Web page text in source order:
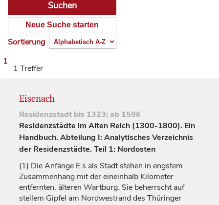
Neue Suche starten
Sortierung
1
1 Treffer
Eisenach
Residenzstadt bis 1323; ab 1596
Residenzstädte im Alten Reich (1300-1800). Ein
Handbuch. Abteilung I: Analytisches Verzeichnis
der Residenzstädte. Teil 1: Nordosten
(1) Die Anfänge E.s als Stadt stehen in engstem
Zusammenhang mit der eineinhalb Kilometer
entfernten, älteren Wartburg. Sie beherrscht auf
steilem Gipfel am Nordwestrand des Thüringer